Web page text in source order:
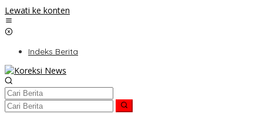
Lewati ke konten
Indeks Berita